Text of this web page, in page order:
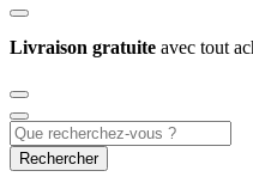
Livraison gratuite avec tout
Rechercher